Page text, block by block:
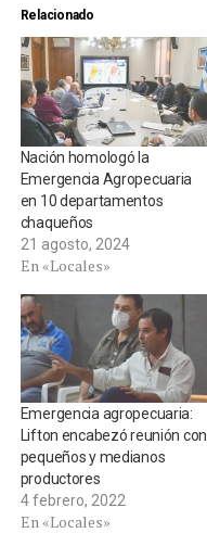
Relacionado
Nación homologó la
Emergencia Agropecuaria
en 10 departamentos
chaqueños
21 agosto, 2024
En «Locales»
Emergencia agropecuaria:
Lifton encabezó reunión con
pequeños y medianos
productores
4 febrero, 2022
En «Locales»